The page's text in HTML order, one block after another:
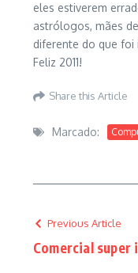
eles estiverem
astrólogos, mães
diferente do que foi
Feliz 2011!
Share this Article
Marcado:
Previous Article
Comercial